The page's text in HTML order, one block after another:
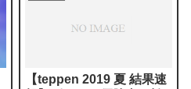
【teppen 2019 夏 結果速